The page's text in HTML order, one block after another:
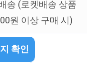
송 (로켓배송 상품
원 이상 구매 시)
확인